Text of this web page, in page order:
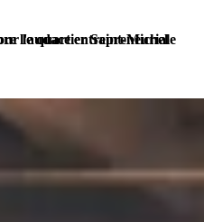
l'audace entrepreneuriale
le quartier Saint-Michel